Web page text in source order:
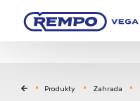
Produkty Zahrada